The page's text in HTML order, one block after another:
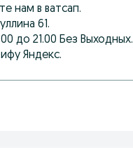
нам в ватсап.
61.
до 21.00 Без Выходных.
Яндекс.